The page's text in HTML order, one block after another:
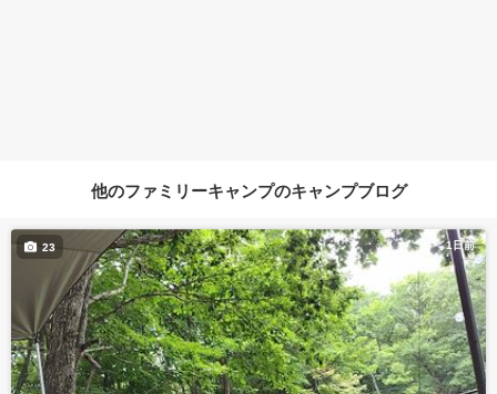
他のファミリーキャンプのキャンプブログ
1日前
23